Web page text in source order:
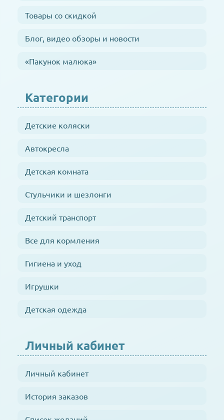
Товары со скидкой
Блог, видео обзоры и новости
«Пакунок малюка»
Категории
Детские коляски
Автокресла
Детская комната
Стульчики и шезлонги
Детский транспорт
Все для кормления
Гигиена и уход
Игрушки
Детская одежда
Личный кабинет
Личный кабинет
История заказов